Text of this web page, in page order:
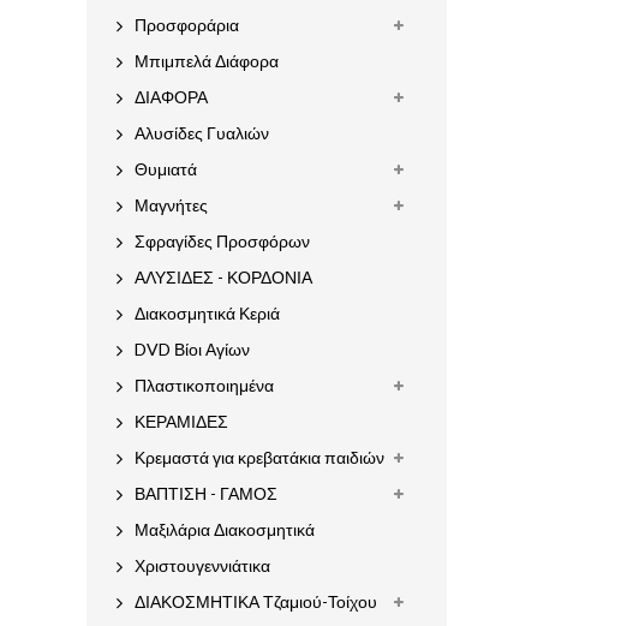
Προσφοράρια
Μπιμπελά Διάφορα
ΔΙΑΦΟΡΑ
Αλυσίδες Γυαλιών
Θυμιατά
Μαγνήτες
Σφραγίδες Προσφόρων
ΑΛΥΣΙΔΕΣ - ΚΟΡΔΟΝΙΑ
Διακοσμητικά Κεριά
DVD Βίοι Αγίων
Πλαστικοποιημένα
ΚΕΡΑΜΙΔΕΣ
Κρεμαστά για κρεβατάκια παιδιών
ΒΑΠΤΙΣΗ - ΓΑΜΟΣ
Μαξιλάρια Διακοσμητικά
Χριστουγεννιάτικα
ΔΙΑΚΟΣΜΗΤΙΚΑ Τζαμιού-Τοίχου